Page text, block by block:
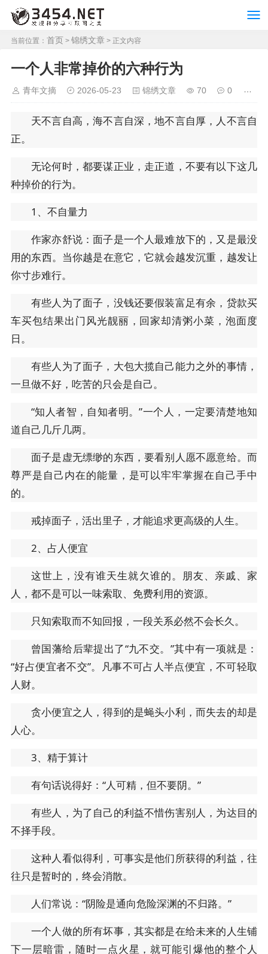
当前位置： 首页 > 锦绣文章 > 正文内容
一个人非常掉价的六种行为
青年文摘 2026-05-23 锦绣文章 70 0
天不言自高，海不言自深，地不言自厚，人不言自
正。
无论何时，都要谋正业，走正道，不要有以下这几
种掉价的行为。
1、不自量力
作家亦舒说：面子是一个人最难放下的，又是最没
用的东西。当你越是在意它，它就会越发沉重，越发让
你寸步难行。
有些人为了面子，没钱还要假装富足有余，贷款买
车买包结果出门风光靓丽，回家却清粥小菜，泡面度
日。
有些人为了面子，大包大揽自己能力之外的事情，
一旦做不好，吃苦的只会是自己。
“知人者智，自知者明。”一个人，一定要清楚地知
道自己几斤几两。
面子是虚无缥缈的东西，要看别人愿不愿意给。而
尊严是自己内在的能量，是可以牢牢掌握在自己手中
的。
戒掉面子，活出里子，才能追求更高级的人生。
2、占人便宜
这世上，没有谁天生就欠谁的。朋友、亲戚、家
人，都不是可以一味索取、免费利用的资源。
只知索取而不知回报，一段关系必然不会长久。
曾国藩给后辈提出了“九不交。”其中有一项就是：
“好占便宜者不交”。凡事不可占人半点便宜，不可轻取
人财。
贪小便宜之人，得到的是蝇头小利，而失去的却是
人心。
3、精于算计
有句话说得好：“人可精，但不要阴。”
有些人，为了自己的利益不惜伤害别人，为达目的
不择手段。
这种人看似得利，可事实是他们所获得的利益，往
往只是暂时的，终会消散。
人们常说：“阴险是通向危险深渊的不归路。”
一个人做的所有坏事，其实都是在给未来的人生铺
下一层暗雷，随时一点火星，就可能引爆他的整个人